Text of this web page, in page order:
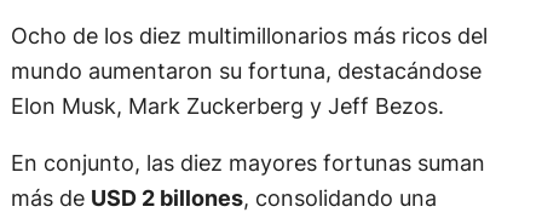
Ocho de los diez multimillonarios más ricos del
mundo aumentaron su fortuna, destacándose
Elon Musk, Mark Zuckerberg y Jeff Bezos.
En conjunto, las diez mayores fortunas suman
más de USD 2 billones, consolidando una